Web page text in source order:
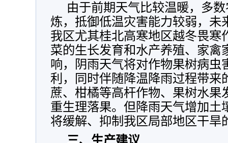
由于前期天气比较温暖，多
炼，抵御低温灾害能力较弱，未
我区尤其桂北高寒地区越冬畏寒
菜的生长发育和水产养殖、家禽
响，阴雨天气将对作物果树病虫
利，同时伴随降温降雨过程带来
蔗、柑橘等高杆作物、果树水果
重生理落果。但降雨天气增加土
将缓解、抑制我区局部地区干旱
三、生产建议